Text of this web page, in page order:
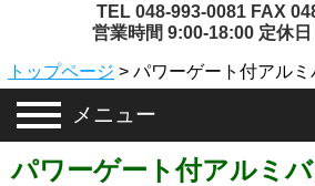
TEL 048-993-0081 FAX
営業時間 9:00-18:00 定休日
トップページ > パワーゲート付アルミ
メニュー
パワーゲート付アルミ